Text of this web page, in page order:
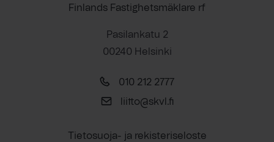
Finlands Fastighetsmäklare rf
Pasilankatu 2
00240 Helsinki
010 212 2777
liitto@skvl.fi
Tietosuoja- ja rekisteriseloste